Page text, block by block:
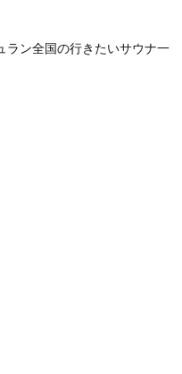
ラン全国の行きたいサウナ一